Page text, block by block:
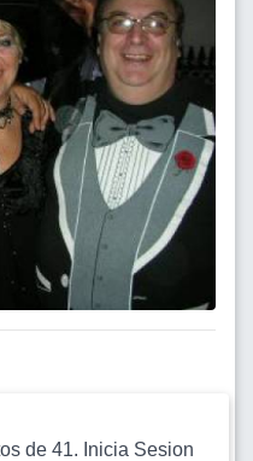
de 41. Inicia Sesion